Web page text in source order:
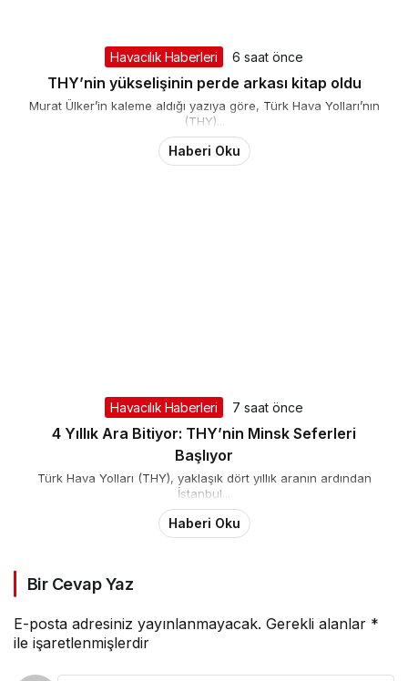
Havacılık Haberleri 6 saat önce
THY’nin yükselişinin perde arkası kitap oldu
Murat Ülker’in kaleme aldığı yazıya göre, Türk Hava Yolları’nın
(THY)...
Haberi Oku
Havacılık Haberleri 7 saat önce
4 Yıllık Ara Bitiyor: THY’nin Minsk Seferleri
Başlıyor
Türk Hava Yolları (THY), yaklaşık dört yıllık aranın ardından
İstanbul...
Haberi Oku
Bir Cevap Yaz
E-posta adresiniz yayınlanmayacak. Gerekli alanlar *
ile işaretlenmişlerdir